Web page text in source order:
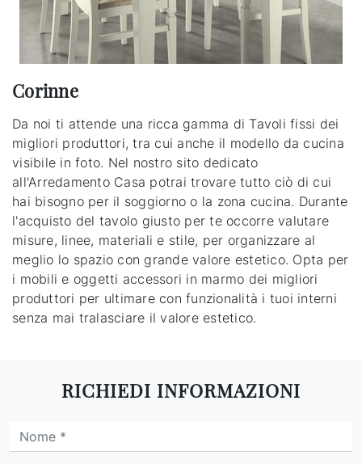
Corinne
Da noi ti attende una ricca gamma di Tavoli fissi dei
migliori produttori, tra cui anche il modello da cucina
visibile in foto. Nel nostro sito dedicato
all'Arredamento Casa potrai trovare tutto ciò di cui
hai bisogno per il soggiorno o la zona cucina. Durante
l'acquisto del tavolo giusto per te occorre valutare
misure, linee, materiali e stile, per organizzare al
meglio lo spazio con grande valore estetico. Opta per
i mobili e oggetti accessori in marmo dei migliori
produttori per ultimare con funzionalità i tuoi interni
senza mai tralasciare il valore estetico.
RICHIEDI INFORMAZIONI